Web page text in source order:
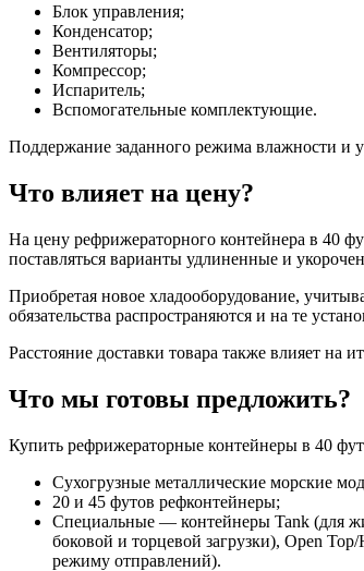
Блок управления;
Конденсатор;
Вентиляторы;
Компрессор;
Испаритель;
Вспомогательные комплектующие.
Поддержание заданного режима влажности и
Что влияет на цену?
На цену рефрижераторного контейнера в 40
поставляться варианты удлиненные и
Приобретая новое хладооборудование,
обязательства распространяются и на те
Расстояние доставки товара также влияет на
Что мы готовы предложить?
Купить рефрижераторные контейнеры в 40
Сухогрузные металлические морские
20 и 45 футов рефконтейнеры;
Специальные — контейнеры Tank (для
боковой и торцевой загрузки), Open
режиму отправлений).